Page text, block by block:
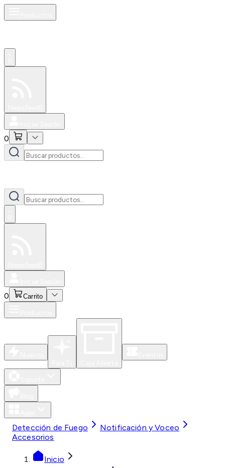
0
0 Carrito
Detección de Fuego
Notificación y Voceo
Accesorios
Inicio